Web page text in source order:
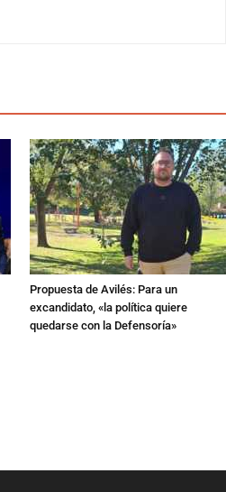
Propuesta de Avilés: Para un
excandidato, «la política quiere
quedarse con la Defensoría»